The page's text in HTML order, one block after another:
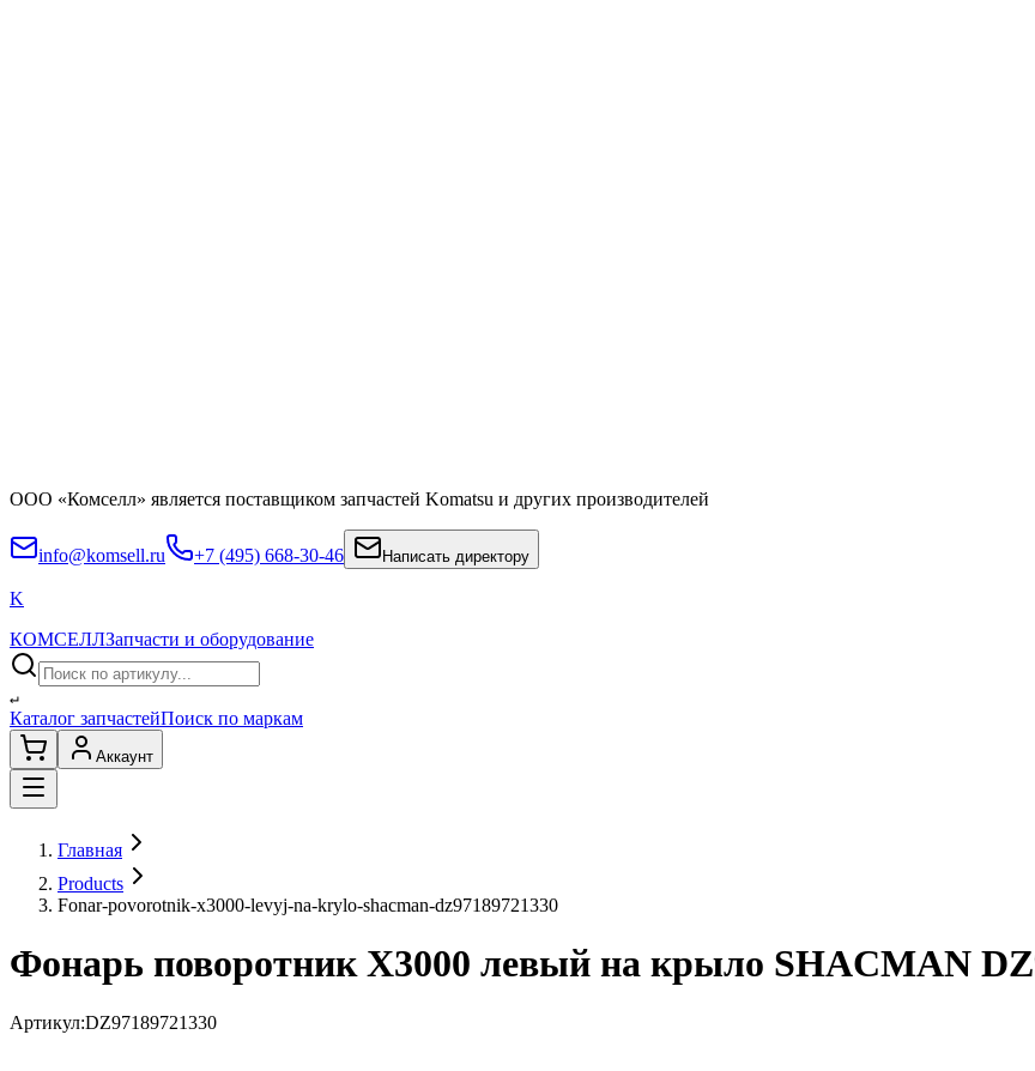
ООО «Комселл» является поставщиком запчастей Komatsu и других производителей
info@komsell.ru +7 (495) 668-30-46 Написать директору
K
КОМСЕЛЛЗапчасти и оборудование
↵
Каталог запчастейПоиск по маркам
Аккаунт
Главная
Products
Fonar-povorotnik-x3000-levyj-na-krylo-shacman-dz97189721330
Фонарь поворотник X3000 левый на крыло SHACMAN
Артикул:DZ97189721330